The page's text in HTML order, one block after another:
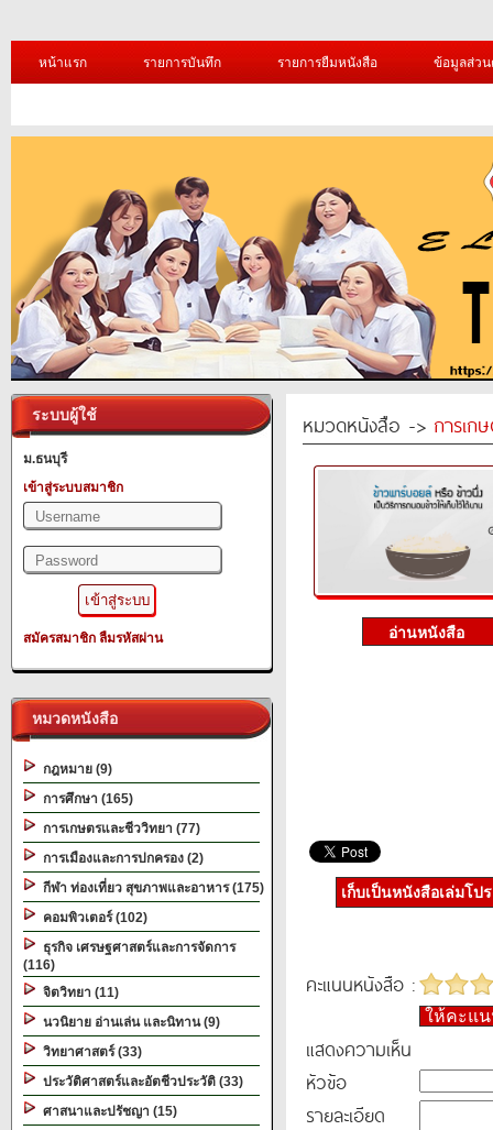
หน้าแรก รายการบันทึก รายการยืมหนังสือ ข้อมูลส่ว
ระบบผู้ใช้
ม.ธนบุรี
เข้าสู่ระบบสมาชิก
สมัครสมาชิก ลืมรหัสผ่าน
หมวดหนังสือ
กฎหมาย (9)
การศึกษา (165)
การเกษตรและชีววิทยา (77)
การเมืองและการปกครอง (2)
กีฬา ท่องเที่ยว สุขภาพและอาหาร (175)
คอมพิวเตอร์ (102)
ธุรกิจ เศรษฐศาสตร์และการจัดการ
(116)
จิตวิทยา (11)
นวนิยาย อ่านเล่น และนิทาน (9)
วิทยาศาสตร์ (33)
ประวัติศาสตร์และอัตชีวประวัติ (33)
ศาสนาและปรัชญา (15)
หมวดหนังสือ -> การเก
เก็บเป็นหนังสือเล่มโป
คะแนนหนังสือ :
ให้คะแ
แสดงความเห็น
หัวข้อ
รายละเอียด